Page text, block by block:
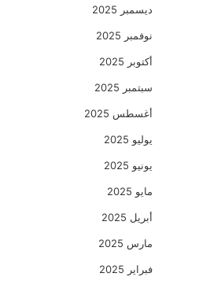
ديسمبر 2025
نوفمبر 2025
أكتوبر 2025
سبتمبر 2025
أغسطس 2025
يوليو 2025
يونيو 2025
مايو 2025
أبريل 2025
مارس 2025
فبراير 2025